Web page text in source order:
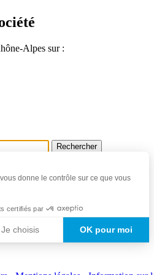
Alpes sur :
donne le contrôle sur ce que vous
certifiés par
Je choisis OK pour moi
Consentement : Personnalisez